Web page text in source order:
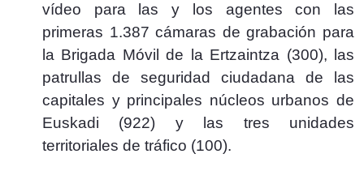
vídeo para las y los agentes con las
primeras 1.387 cámaras de grabación para
la Brigada Móvil de la Ertzaintza (300), las
patrullas de seguridad ciudadana de las
capitales y principales núcleos urbanos de
Euskadi (922) y las tres unidades
territoriales de tráfico (100).